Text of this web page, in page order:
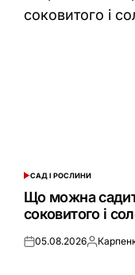
ОПУБЛІКУВАТИ
У
САД І РОСЛИНИ
Що можна
соковитого і
Оприлюднено
05.08.2026